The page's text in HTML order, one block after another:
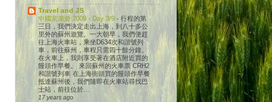
Travel and JS
中國京滬遊 2009 - Day 3/9 - 行程的第
三日，我們決定走出上海，到八十多公
里外的蘇州遊覽。一大朝早，我們便趕
往上海火車站，乘坐D634次和諧號列
車，前往蘇州，車程只需四十餘分鐘。
在火車上，我則享受著在酒店附近買的
饅頭作早餐。 來回蘇州的火車票 CRH2
和諧號列車 在上海街頭買的饅頭作早餐
抵達蘇州後，我們隨即在火車站尋找巴
士站，前往位於...
17 years ago